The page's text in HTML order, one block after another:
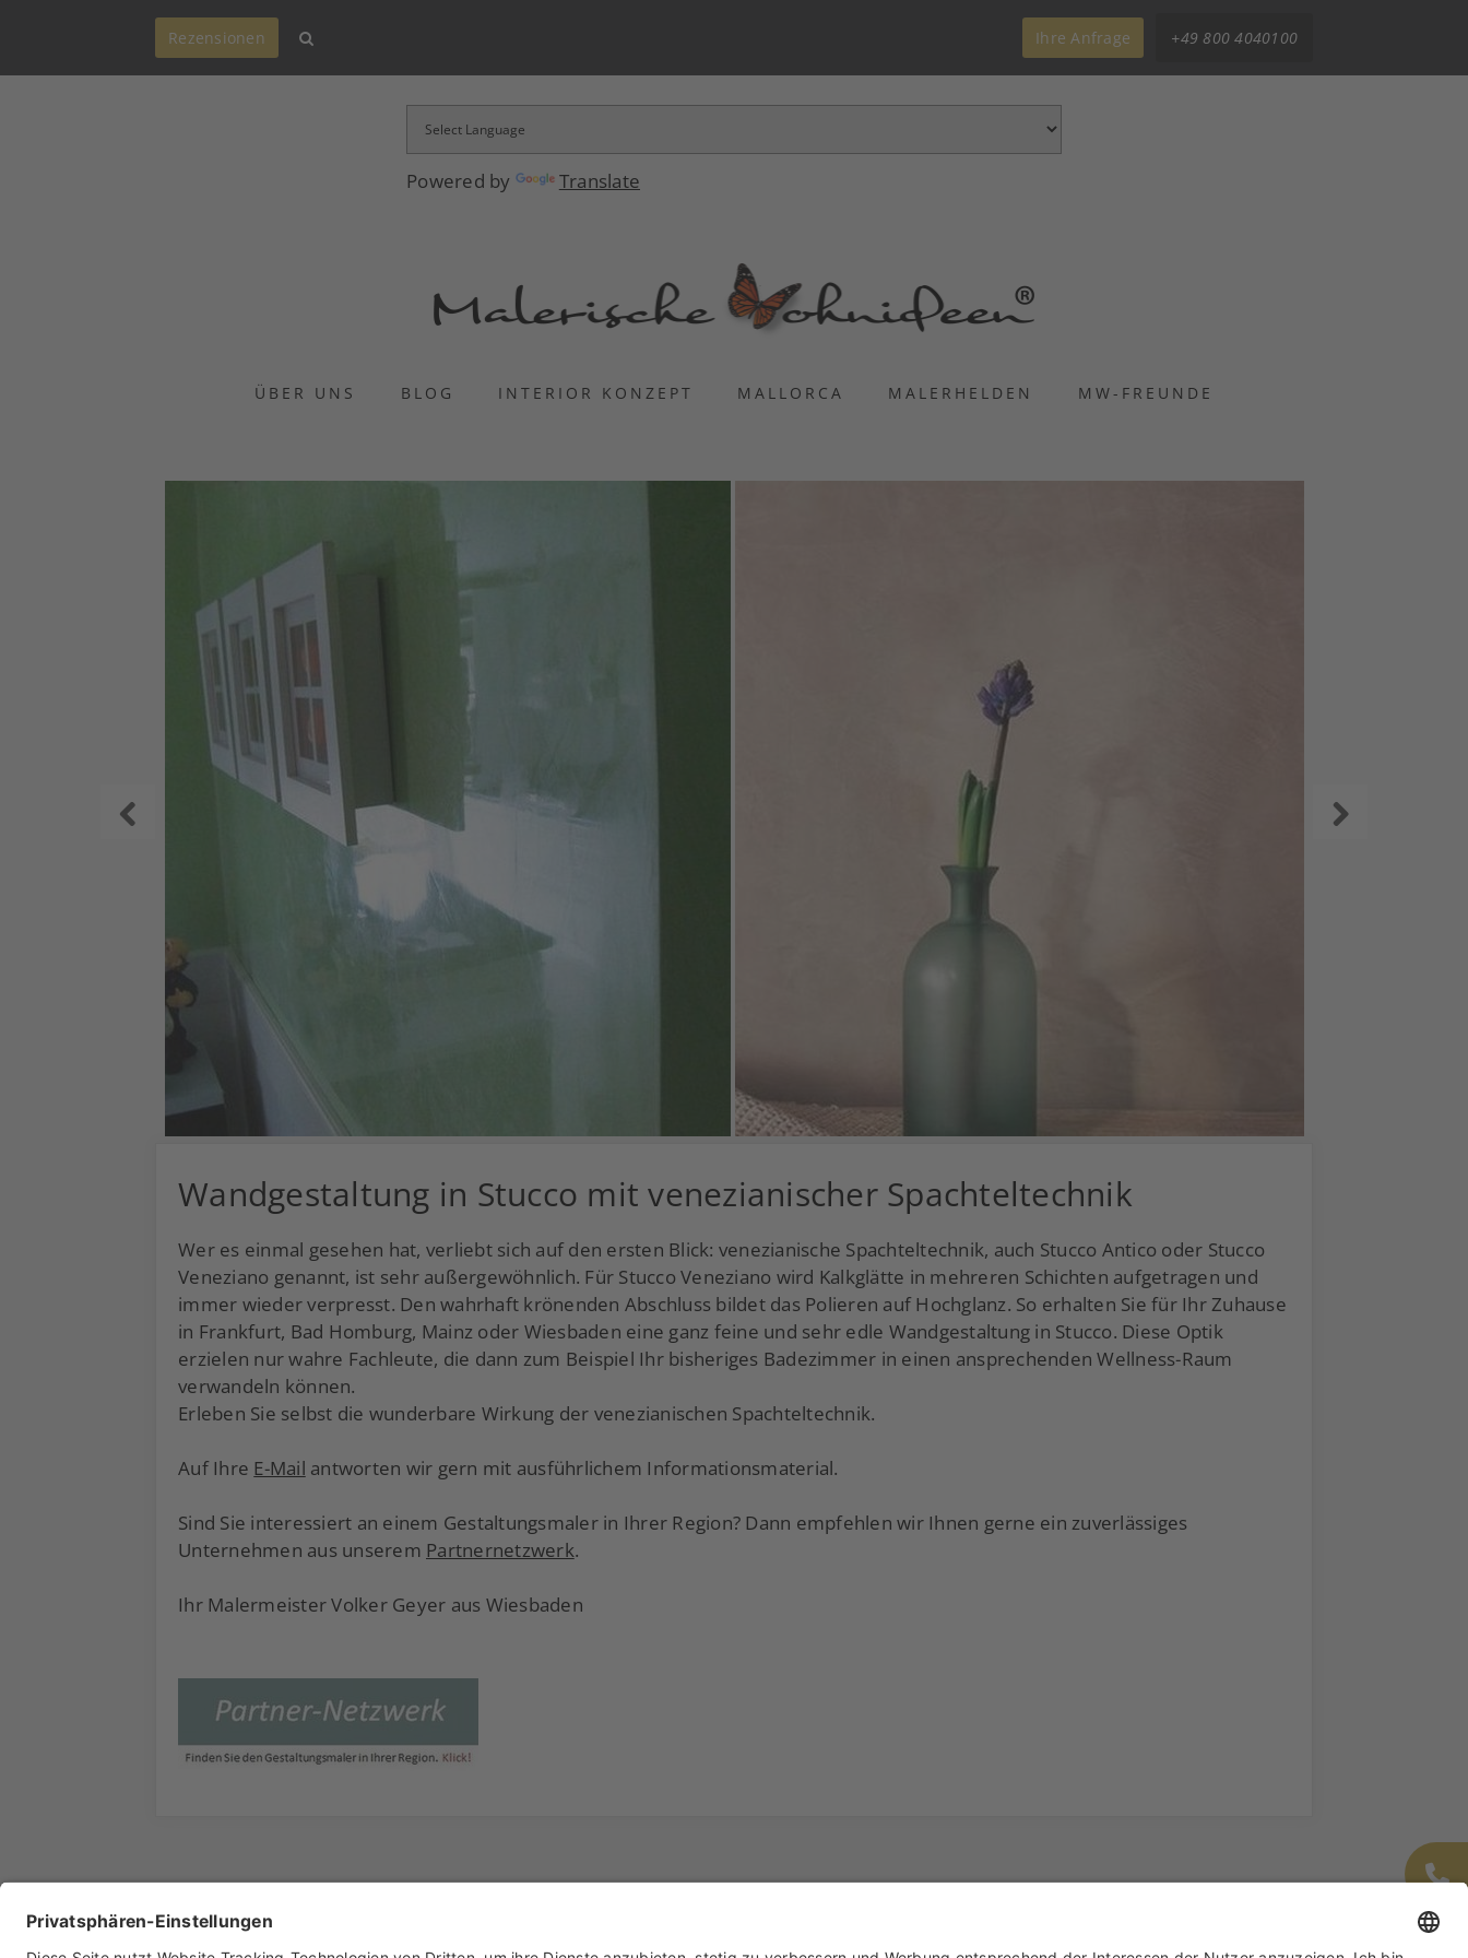
Powered by Translate
Rezensionen Ihre Anfrage +49 800 4040100
ÜBER UNS BLOG INTERIOR KONZEPT MALLORCA MALERHELDEN MW-FREUNDE
Wandgestaltung in Stucco mit venezianischer Spachteltechnik
Wer es einmal gesehen hat, verliebt sich auf den ersten Blick: venezianische Spachteltechnik, auch Stucco Antico oder Stucco
Veneziano genannt, ist sehr außergewöhnlich. Für Stucco Veneziano wird Kalkglätte in mehreren Schichten aufgetragen und
immer wieder verpresst. Den wahrhaft krönenden Abschluss bildet das Polieren auf Hochglanz. So erhalten Sie für Ihr Zuhause
in Frankfurt, Bad Homburg, Mainz oder Wiesbaden eine ganz feine und sehr edle Wandgestaltung in Stucco. Diese Optik
erzielen nur wahre Fachleute, die dann zum Beispiel Ihr bisheriges Badezimmer in einen ansprechenden Wellness-Raum
verwandeln können.
Erleben Sie selbst die wunderbare Wirkung der venezianischen Spachteltechnik.
Auf Ihre E-Mail antworten wir gern mit ausführlichem Informationsmaterial.
Sind Sie interessiert an einem Gestaltungsmaler in Ihrer Region? Dann empfehlen wir Ihnen gerne ein zuverlässiges
Unternehmen aus unserem Partnernetzwerk.
Ihr Malermeister Volker Geyer aus Wiesbaden